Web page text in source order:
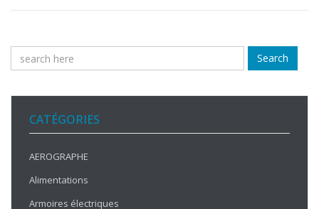
Search
CATÉGORIES
AEROGRAPHE
Alimentations
Armoires électriques